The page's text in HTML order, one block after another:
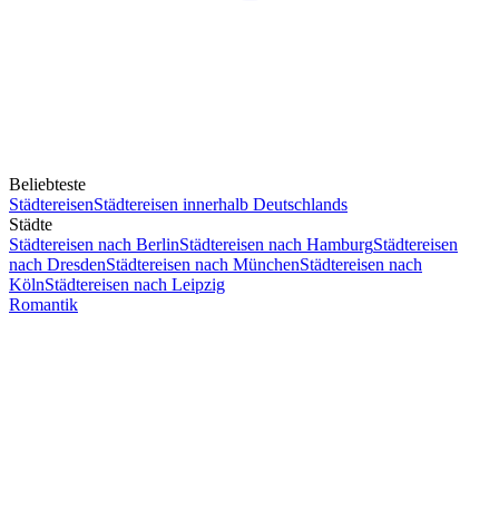
Beliebteste
StädtereisenStädtereisen innerhalb Deutschlands
Städte
Städtereisen nach BerlinStädtereisen nach HamburgStädtereisen
nach DresdenStädtereisen nach MünchenStädtereisen nach
KölnStädtereisen nach Leipzig
Romantik